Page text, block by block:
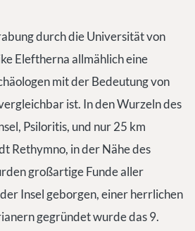
durch die Universität von
Eleftherna allmählich eine
mit der Bedeutung von
ist. In den Wurzeln des
Psiloritis, und nur 25 km
Rethymno, in der Nähe des
großartige Funde aller
Insel geborgen, einer herrlichen
gegründet wurde das 9.